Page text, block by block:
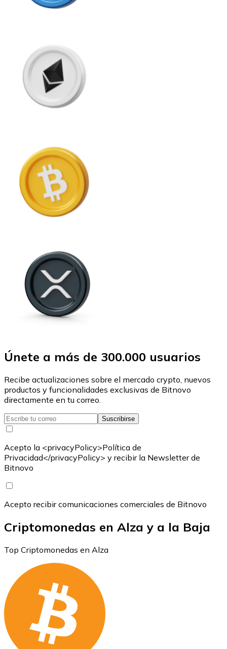
Únete a más de 300.000 usuarios
Recibe actualizaciones sobre el mercado crypto, nuevos
productos y funcionalidades exclusivas de Bitnovo
directamente en tu correo.
Suscribirse
Acepto la <privacyPolicy>Política de
Privacidad</privacyPolicy> y recibir la Newsletter de
Bitnovo
Acepto recibir comunicaciones comerciales de Bitnovo
Criptomonedas en Alza y a la Baja
Top Criptomonedas en Alza